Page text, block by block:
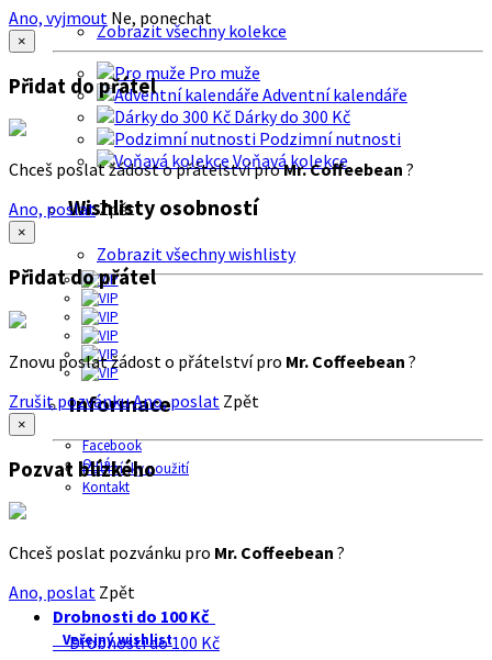
Zobrazit všechny kolekce
Pro muže
Adventní kalendáře
Dárky do 300 Kč
Podzimní nutnosti
Voňavá kolekce
Wishlisty osobností
Zobrazit všechny wishlisty
Informace
Facebook
O nás
Podmínky použití
Kontakt
Ano, vyjmout Ne, ponechat
×
Přidat do přátel
Chceš poslat žádost o přátelství proMr. Coffeebean ?
Ano, poslatZpět
×
Přidat do přátel
Znovu poslat žádost o přátelství pro Mr. Coffeebean ?
Zrušit pozvánkuAno, poslat Zpět
×
Pozvat blízkého
Chceš poslat pozvánku pro Mr. Coffeebean ?
Ano, poslat Zpět
Drobnosti do 100 Kč
Veřejný wishlist
Drobnosti do 100 Kč